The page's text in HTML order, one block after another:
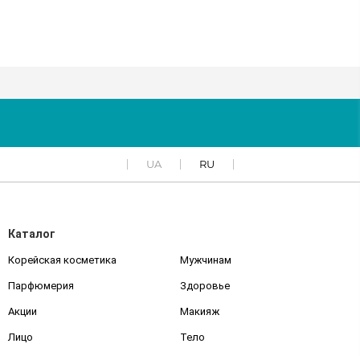
UA RU
Каталог
Корейская косметика Мужчинам
Парфюмерия Здоровье
Акции Макияж
Лицо Тело